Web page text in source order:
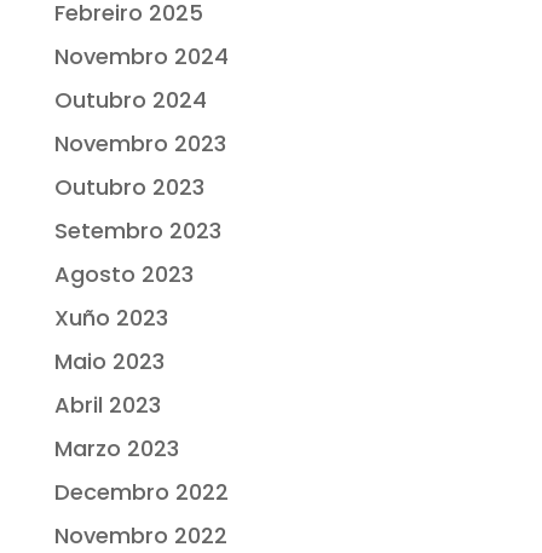
Febreiro 2025
Novembro 2024
Outubro 2024
Novembro 2023
Outubro 2023
Setembro 2023
Agosto 2023
Xuño 2023
Maio 2023
Abril 2023
Marzo 2023
Decembro 2022
Novembro 2022